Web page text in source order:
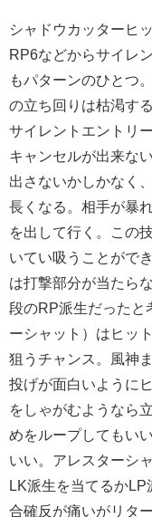
シャドウカッターヒ
RP6などからサイレ
もパターンのひとつ
の立ち回りは枯渇す
サイレントエントリ
キャンセルが出来な
出さないかしかなく
長くなる。相手が暴
を出して行く。この
いてい吸うことがで
は打撃部分が当たら
段のRP派生だったと
ーシャット）はヒッ
狙うチャンス。風神
投げが面白いように
をしゃがむようなら
めをループしてもい
いい。アレスターシ
LK派生を当てるか
合確反が痛いがリタ